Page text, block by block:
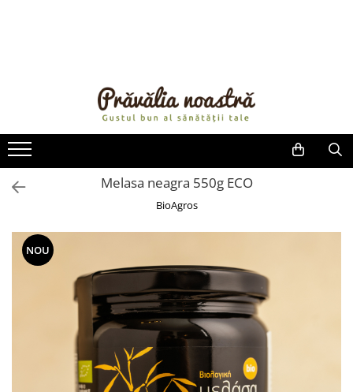
ULEIURI ȘI UNTURI
MĂSLINE
FRUCTE DESHIDRATATE
ÎNDULCITORI NATURALI / MIERE
FRUCTE LA CONSERVĂ
OȚETURI ȘI SOSURI
FĂINĂ FĂRĂ GLUTEN
BĂUTURI / LAPTE VEGETAL
OREZ ȘI CEREALE
CREME ȘI PASTE TARTINABILE
Melasa neagra 550g ECO
BioAgros
NOU